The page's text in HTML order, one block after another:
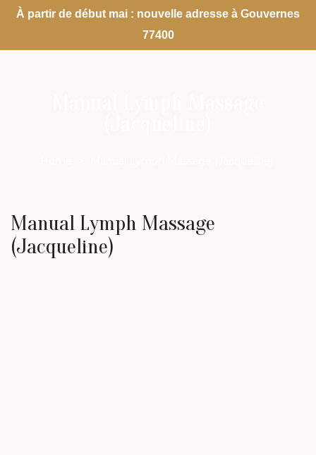
À partir de début mai : nouvelle adresse à Gouvernes
77400
Manual Lymph Massage
(Jacqueline)